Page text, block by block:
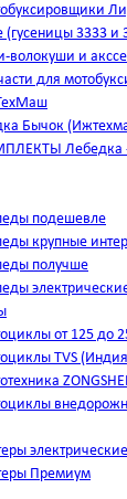
(гусеницы 3333 и
волокуши и
для
Бычок
Лебедка
подешевле
крупные
получше
от 125 до
TVS
электрические
Премиум